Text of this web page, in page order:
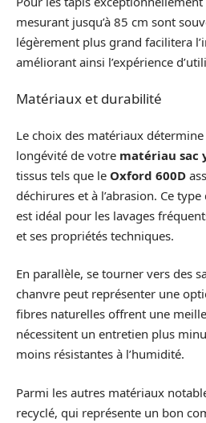
mesurant jusqu’à 85 cm sont
légèrement plus grand facilitera
améliorant ainsi l’expérience
Matériaux et durabilité
Le choix des matériaux
longévité de votre matériau sac
tissus tels que le Oxford 600D
déchirures et à l’abrasion. Ce
est idéal pour les lavages
et ses propriétés techniques.
En parallèle, se tourner vers des
chanvre peut représenter une
fibres naturelles offrent une
nécessitent un entretien plus
moins résistantes à l’humidité.
Parmi les autres matériaux
recyclé, qui représente un bon